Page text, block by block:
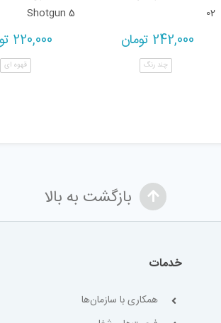
02
242,000 تومان
چند رنگ
Shotgun 5
220,000
قهوه ای
بازگشت به بالا
خدمات
همکاری با سازمان‌ها